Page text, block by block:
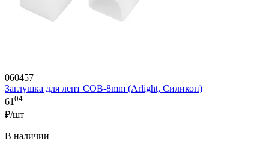
060457
Заглушка для лент COB-8mm (Arlight, Силикон)
6104
₽/шт
В наличии